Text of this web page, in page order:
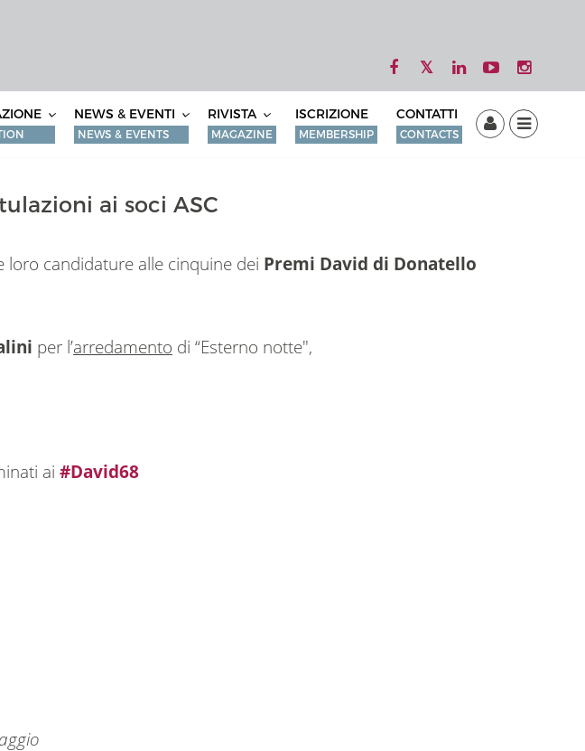
NEWS & EVENTI
NEWS & EVENTS
RIVISTA
MAGAZINE
ISCRIZIONE
MEMBERSHIP
CONTATTI
CONTACTS
ai soci ASC
loro candidature alle cinquine dei Premi David di Donatello
per l’arredamento di “Esterno notte",
ai #David68